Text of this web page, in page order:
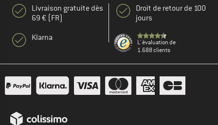
Livraison gratuite dès
69 € (FR)
Klarna
Droit de retour de 100
jours
L' évaluation de
1.688 clients